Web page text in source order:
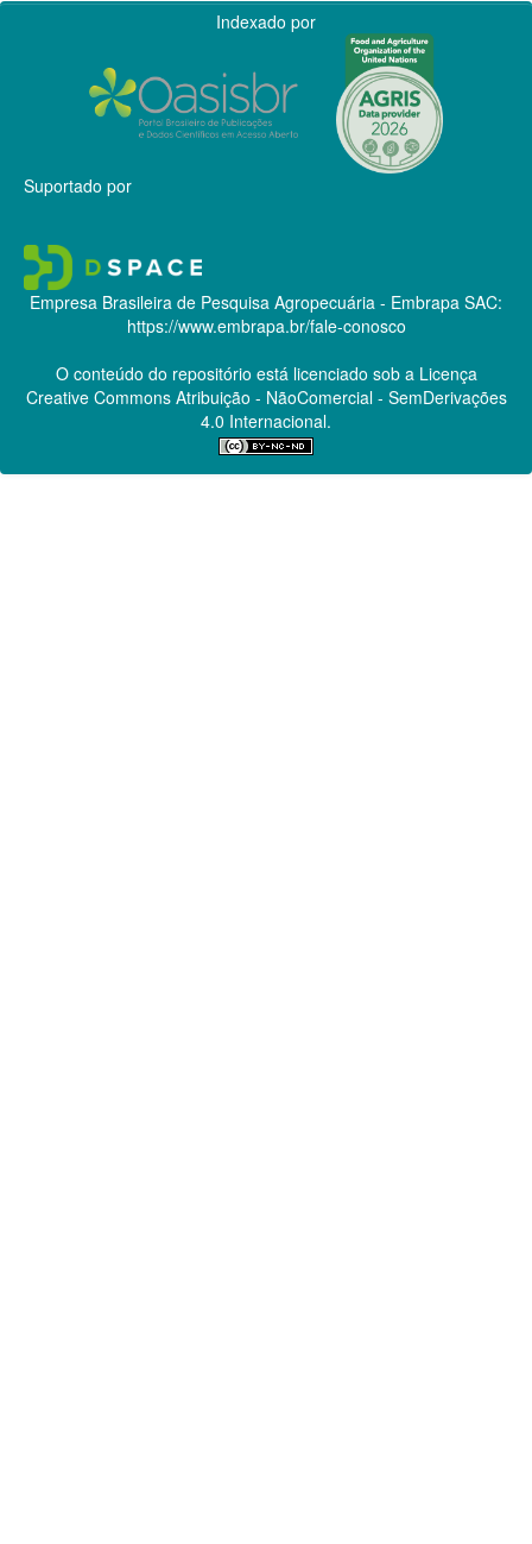
Indexado por
Suportado por
Empresa Brasileira de Pesquisa Agropecuária - Embrapa SAC:
https://www.embrapa.br/fale-conosco
O conteúdo do repositório está licenciado sob a Licença
Creative CommonsAtribuição - NãoComercial - SemDerivações
4.0 Internacional.